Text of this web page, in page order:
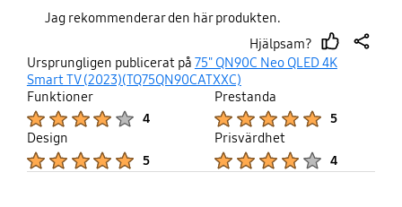
Jag rekommenderar den här produkten.
Hjälpsam?
thumb
Ursprungligen publicerat på 75" QN90C Neo QLED 4K
Smart TV (2023)(TQ75QN90CATXXC)
Funktioner
4
Prestanda
5
Design
5
Prisvärdhet
4